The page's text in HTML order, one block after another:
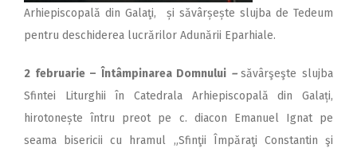
Arhiepiscopală din Galaţi, și săvârșește slujba de Tedeum
pentru deschiderea lucrărilor Adunării Eparhiale.
2 februarie – Întâmpinarea Domnului –săvârşeşte slujba
Sfintei Liturghii în Catedrala Arhiepiscopală din Galați,
hirotonește întru preot pe c. diacon Emanuel Ignat pe
seama bisericii cu hramul „Sfinţii Împăraţi Constantin şi